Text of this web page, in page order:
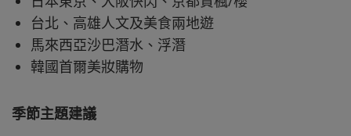
台北、高雄人文及美食兩地遊
馬來西亞沙巴潛水、浮潛
韓國首爾美妝購物
季節主題建議